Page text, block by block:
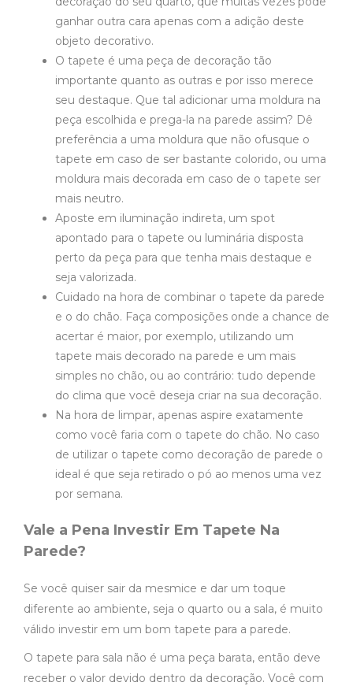
ganhar outra cara apenas com a adição deste
objeto decorativo.
O tapete é uma peça de decoração tão
importante quanto as outras e por isso merece
seu destaque. Que tal adicionar uma moldura na
peça escolhida e prega-la na parede assim? Dê
preferência a uma moldura que não ofusque o
tapete em caso de ser bastante colorido, ou uma
moldura mais decorada em caso de o tapete ser
mais neutro.
Aposte em iluminação indireta, um spot
apontado para o tapete ou luminária disposta
perto da peça para que tenha mais destaque e
seja valorizada.
Cuidado na hora de combinar o tapete da parede
e o do chão. Faça composições onde a chance de
acertar é maior, por exemplo, utilizando um
tapete mais decorado na parede e um mais
simples no chão, ou ao contrário: tudo depende
do clima que você deseja criar na sua decoração.
Na hora de limpar, apenas aspire exatamente
como você faria com o tapete do chão. No caso
de utilizar o tapete como decoração de parede o
ideal é que seja retirado o pó ao menos uma vez
por semana.
Vale a Pena Investir Em Tapete Na
Parede?
Se você quiser sair da mesmice e dar um toque
diferente ao ambiente, seja o quarto ou a sala, é muito
válido investir em um bom tapete para a parede.
O tapete para sala não é uma peça barata, então deve
receber o valor devido dentro da decoração. Você com